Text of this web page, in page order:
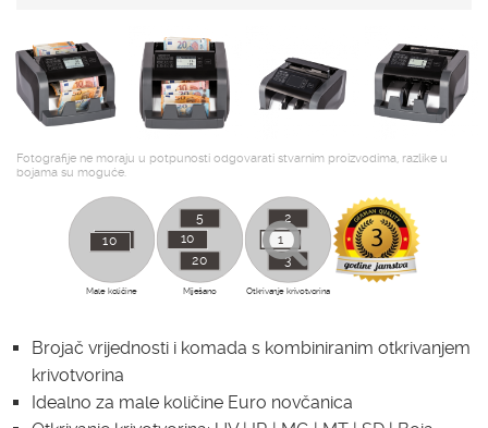
Fotografije ne moraju u potpunosti odgovarati stvarnim proizvodima, razlike u
bojama su moguće.
10
10
Male količine
5
10
20
Miješano
1
2
3
Otkrivanje krivotvorina
Brojač vrijednosti i komada s kombiniranim otkrivanjem
krivotvorina
Idealno za male količine Euro novčanica